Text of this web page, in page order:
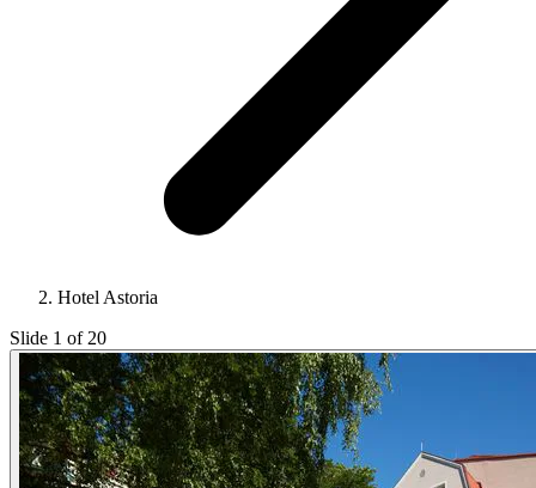
Hotel Astoria
Slide 1 of 20